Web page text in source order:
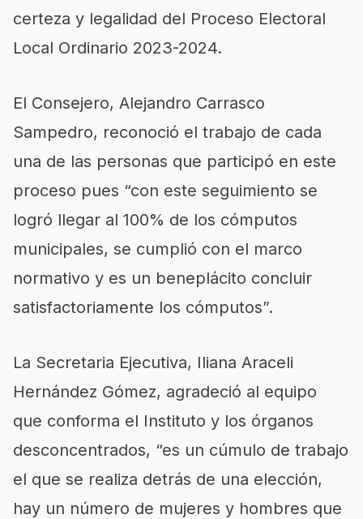
certeza y legalidad del Proceso Electoral
Local Ordinario 2023-2024.
El Consejero, Alejandro Carrasco
Sampedro, reconoció el trabajo de cada
una de las personas que participó en este
proceso pues “con este seguimiento se
logró llegar al 100% de los cómputos
municipales, se cumplió con el marco
normativo y es un beneplácito concluir
satisfactoriamente los cómputos”.
La Secretaria Ejecutiva, Iliana Araceli
Hernández Gómez, agradeció al equipo
que conforma el Instituto y los órganos
desconcentrados, “es un cúmulo de trabajo
el que se realiza detrás de una elección,
hay un número de mujeres y hombres que